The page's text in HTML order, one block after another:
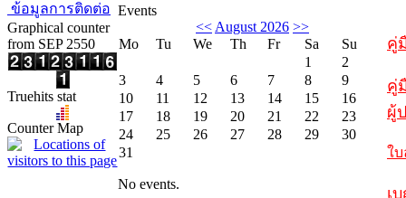
ข้อมูลการติดต่อ
Graphical counter
from SEP 2550
Truehits stat
Counter Map
Events
<< August 2026 >>
Mo
Tu We Th Fr Sa
Su
1
2
3
4 5 6 7 8
9
10
11 12 13 14 15
16
17
18 19 20 21 22
23
24
25 26 27 28 29
30
31
No events.
คู่
คู่
ผู้
ใ
เ